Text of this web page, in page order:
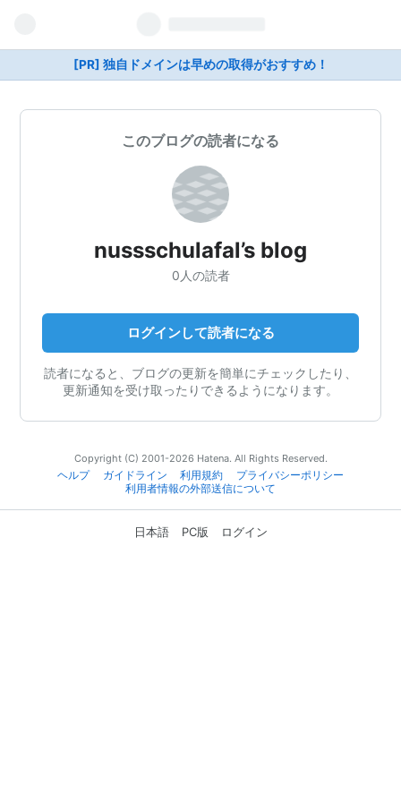
[PR] 独自ドメインは早めの取得がおすすめ！
このブログの読者になる
nussschulafal’s blog
0人の読者
ログインして読者になる
読者になると、ブログの更新を簡単にチェックしたり、
更新通知を受け取ったりできるようになります。
Copyright (C) 2001-2026 Hatena. All Rights Reserved.
ヘルプ
ガイドライン 利用規約
プライバシーポリシー
利用者情報の外部送信について
日本語 PC版 ログイン